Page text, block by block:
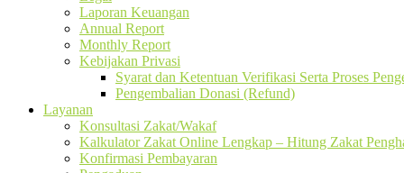
Laporan Keuangan
Annual Report
Monthly Report
Kebijakan Privasi
Syarat dan Ketentuan Verifikasi Serta Proses
Pengembalian Donasi (Refund)
Layanan
Konsultasi Zakat/Wakaf
Kalkulator Zakat Online Lengkap – Hitung Zakat
Konfirmasi Pembayaran